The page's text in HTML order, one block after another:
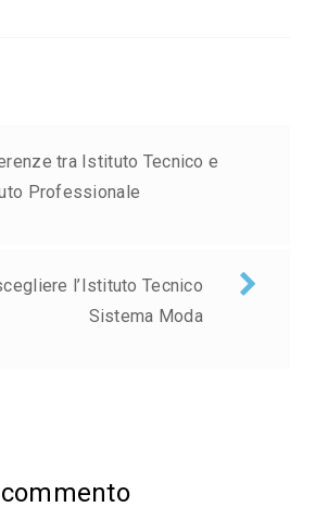
tra Istituto Tecnico e
Professionale
l’Istituto Tecnico
Sistema Moda